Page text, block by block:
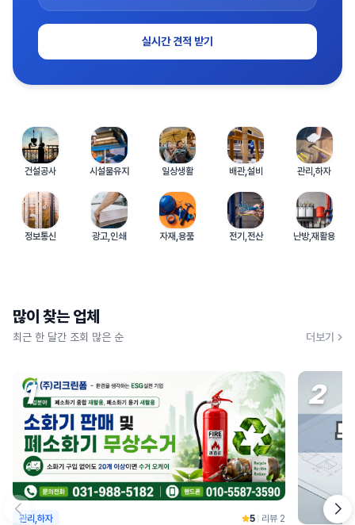
실시간 견적 받기
건설공사 시설물유지 일상생활 배관,설비 관리,하자
정보통신 광고,인쇄 자재,용품 전기,전산 난방,재활용
많이 찾는 업체
최근 한 달간 조회 많은 순 더보기
1
관리,하자 5 리뷰 2
2